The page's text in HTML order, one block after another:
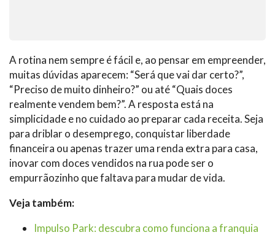
A rotina nem sempre é fácil e, ao pensar em empreender,
muitas dúvidas aparecem: “Será que vai dar certo?”,
“Preciso de muito dinheiro?” ou até “Quais doces
realmente vendem bem?”. A resposta está na
simplicidade e no cuidado ao preparar cada receita. Seja
para driblar o desemprego, conquistar liberdade
financeira ou apenas trazer uma renda extra para casa,
inovar com doces vendidos na rua pode ser o
empurrãozinho que faltava para mudar de vida.
Veja também:
Impulso Park: descubra como funciona a franquia